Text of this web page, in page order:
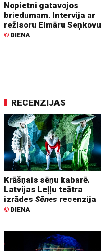
Nopietni gatavojos
briedumam. Intervija ar
režisoru Elmāru Seņkovu
© DIENA
RECENZIJAS
Krāšņais sēņu kabarē.
Latvijas Leļļu teātra
izrādesSēnes recenzija
© DIENA